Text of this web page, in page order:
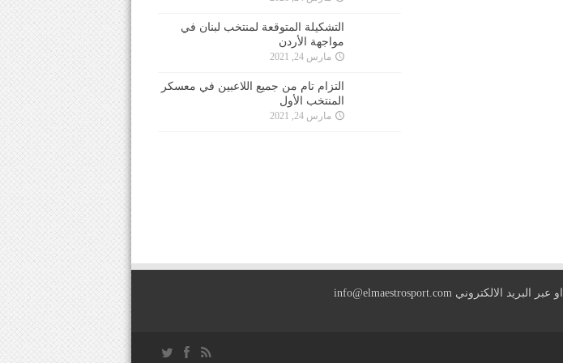
التشكيلة المتوقعة لمنتخب لبنان في
مواجهة الأردن
مارس 24, 2021
التزام تام من جميع اللاعبين في معسكر
المنتخب الأول
مارس 24, 2021
info@elmaestrosport.com